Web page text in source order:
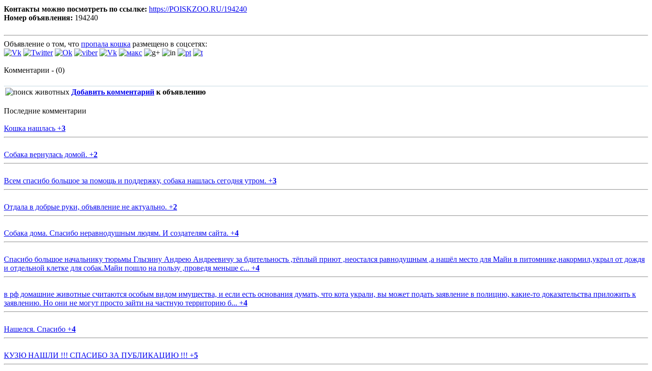
Контакты можно посмотреть по ссылке: https://POISKZOO.RU/194240
Номер объявления: 194240
Объявление о том, что пропала кошка размещено в соцсетях:
Комментарии - (0)
Добавить комментарий к объявлению
Последние комментарии
Кошка нашлась +3
Собака вернулась домой. +2
Всем спасибо большое за помощь и поддержку, собака нашлась сегодня утром. +3
Отдала в добрые руки, объявление не актуально. +2
Собака дома. Спасибо неравнодушным людям. И создателям сайта. +4
Спасибо большое начальнику тюрьмы Глызину Андрею Андреевичу за бдительность ,тёплый приют ,неостался равнодушным ,а нашёл место для Майи в питомнике,накормил,укрыл от дождя
и отдельной клетке для собак.Майи пошло на пользу ,проведя меньше с... +4
в рф домашние животные считаются особым видом имущества, и если есть основания думать, что кота украли, вы может подать заявление в полицию, какие-то доказательства приложить к
заявлению. Но они не могут просто зайти на частную территорию б... +4
Нашелся. Спасибо +4
КУЗЮ НАШЛИ !!! СПАСИБО ЗА ПУБЛИКАЦИЮ !!! +5